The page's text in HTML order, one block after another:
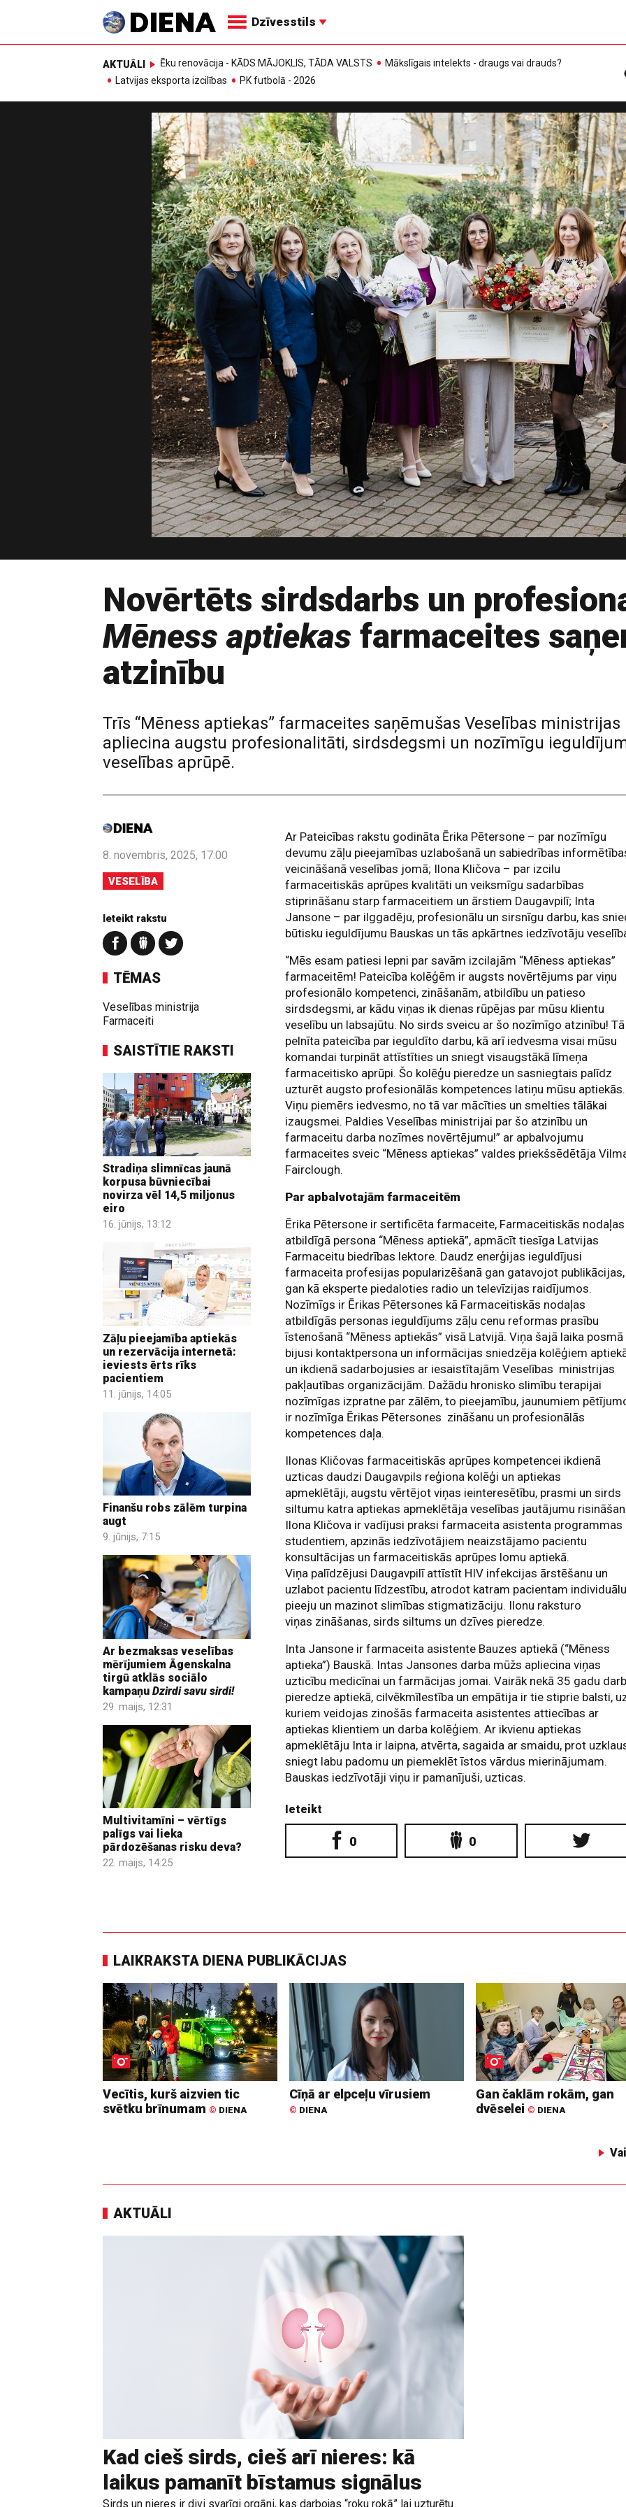
Dzīvesstils
AKTUĀLI Ēku renovācija - KĀDS MĀJOKLIS, TĀDA VALSTS
Mākslīgais intelekts - draugs vai drauds?
Latvijas eksporta izcilības
PK futbolā - 2026
Novērtēts sirdsdarbs un
Mēness aptiekas farmaceites
atzinību
Trīs “Mēness aptiekas” farmaceites saņēmušas Veselības
apliecina augstu profesionalitāti, sirdsdegsmi un nozīmīgu
veselības aprūpē.
8. novembris, 2025, 17:00
VESELĪBA
Ieteikt rakstu
TĒMAS
Veselības ministrija
Farmaceiti
SAISTĪTIE RAKSTI
Stradiņa slimnīcas jaunā
korpusa būvniecībai
novirza vēl 14,5 miljonus
eiro
16. jūnijs, 13:12
Zāļu pieejamība aptiekās
un rezervācija internetā:
ieviests ērts rīks
pacientiem
11. jūnijs, 14:05
Finanšu robs zālēm turpina
augt
9. jūnijs, 7:15
Ar bezmaksas veselības
mērījumiem Āgenskalna
tirgū atklās sociālo
kampaņu Dzirdi savu sirdi!
29. maijs, 12:31
Multivitamīni – vērtīgs
palīgs vai lieka
pārdozēšanas risku deva?
22. maijs, 14:25
Ar Pateicības rakstu godināta Ērika Pētersone – par nozīmīgu
devumu zāļu pieejamības uzlabošanā un sabiedrības
veicināšanā veselības jomā; Ilona Kličova – par izcilu
farmaceitiskās aprūpes kvalitāti un veiksmīgu sadarbības
stiprināšanu starp farmaceitiem un ārstiem Daugavpilī; Inta
Jansone – par ilggadēju, profesionālu un sirsnīgu darbu, kas
būtisku ieguldījumu Bauskas un tās apkārtnes iedzīvotāju
“Mēs esam patiesi lepni par savām izcilajām “Mēness aptiekas”
farmaceitēm! Pateicība kolēģēm ir augsts novērtējums par viņu
profesionālo kompetenci, zināšanām, atbildību un patieso
sirdsdegsmi, ar kādu viņas ik dienas rūpējas par mūsu klientu
veselību un labsajūtu. No sirds sveicu ar šo nozīmīgo atzinību!
pelnīta pateicība par ieguldīto darbu, kā arī iedvesma visai mūsu
komandai turpināt attīstīties un sniegt visaugstākā līmeņa
farmaceitisko aprūpi. Šo kolēģu pieredze un sasniegtais palīdz
uzturēt augsto profesionālās kompetences latiņu mūsu aptiekās.
Viņu piemērs iedvesmo, no tā var mācīties un smelties tālākai
izaugsmei. Paldies Veselības ministrijai par šo atzinību un
farmaceitu darba nozīmes novērtējumu!” ar apbalvojumu
farmaceites sveic “Mēness aptiekas” valdes priekšsēdētāja
Fairclough.
Par apbalvotajām farmaceitēm
Ērika Pētersone ir sertificēta farmaceite, Farmaceitiskās nodaļas
atbildīgā persona “Mēness aptiekā”, apmācīt tiesīga Latvijas
Farmaceitu biedrības lektore. Daudz enerģijas ieguldījusi
farmaceita profesijas popularizēšanā gan gatavojot publikācijas,
gan kā eksperte piedaloties radio un televīzijas raidījumos.
Nozīmīgs ir Ērikas Pētersones kā Farmaceitiskās nodaļas
atbildīgās personas ieguldījums zāļu cenu reformas prasību
īstenošanā “Mēness aptiekās” visā Latvijā. Viņa šajā laika posmā
bijusi kontaktpersona un informācijas sniedzēja kolēģiem
un ikdienā sadarbojusies ar iesaistītajām Veselības ministrijas
pakļautības organizācijām. Dažādu hronisko slimību terapijai
nozīmīgas izpratne par zālēm, to pieejamību, jaunumiem
ir nozīmīga Ērikas Pētersones zināšanu un profesionālās
kompetences daļa.
Ilonas Kličovas farmaceitiskās aprūpes kompetencei ikdienā
uzticas daudzi Daugavpils reģiona kolēģi un aptiekas
apmeklētāji, augstu vērtējot viņas ieinteresētību, prasmi un sirds
siltumu katra aptiekas apmeklētāja veselības jautājumu
Ilona Kličova ir vadījusi praksi farmaceita asistenta programmas
studentiem, apzinās iedzīvotājiem neaizstājamo pacientu
konsultācijas un farmaceitiskās aprūpes lomu aptiekā.
Viņa palīdzējusi Daugavpilī attīstīt HIV infekcijas ārstēšanu un
uzlabot pacientu līdzestību, atrodot katram pacientam individuālu
pieeju un mazinot slimības stigmatizāciju. Ilonu raksturo
viņas zināšanas, sirds siltums un dzīves pieredze.
Inta Jansone ir farmaceita asistente Bauzes aptiekā (“Mēness
aptieka”) Bauskā. Intas Jansones darba mūžs apliecina viņas
uzticību medicīnai un farmācijas jomai. Vairāk nekā 35 gadu
pieredze aptiekā, cilvēkmīlestība un empātija ir tie stiprie balsti,
kuriem veidojas zinošās farmaceita asistentes attiecības ar
aptiekas klientiem un darba kolēģiem. Ar ikvienu aptiekas
apmeklētāju Inta ir laipna, atvērta, sagaida ar smaidu, prot
sniegt labu padomu un piemeklēt īstos vārdus mierinājumam.
Bauskas iedzīvotāji viņu ir pamanījuši, uzticas.
Ieteikt
0 0
LAIKRAKSTA DIENA PUBLIKĀCIJAS
Vecītis, kurš aizvien tic
svētku brīnumam © DIENA
Cīņā ar elpceļu vīrusiem
© DIENA
Gan čaklām rokām, gan
dvēselei © DIENA
AKTUĀLI
Kad cieš sirds, cieš arī nieres: kā
laikus pamanīt bīstamus signālus
Sirds un nieres ir divi svarīgi orgāni, kas darbojas “roku rokā” lai uzturētu